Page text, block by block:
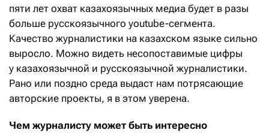
пяти лет охват казахоязычных медиа будет в разы
больше русскоязычного youtube-сегмента.
Качество журналистики на казахском языке сильно
выросло. Можно видеть несопоставимые цифры
у казахоязычной и русскоязычной журналистики.
Рано или поздно среда выдаст нам потрясающие
авторские проекты, я в этом уверена.
Чем журналисту может быть интересно